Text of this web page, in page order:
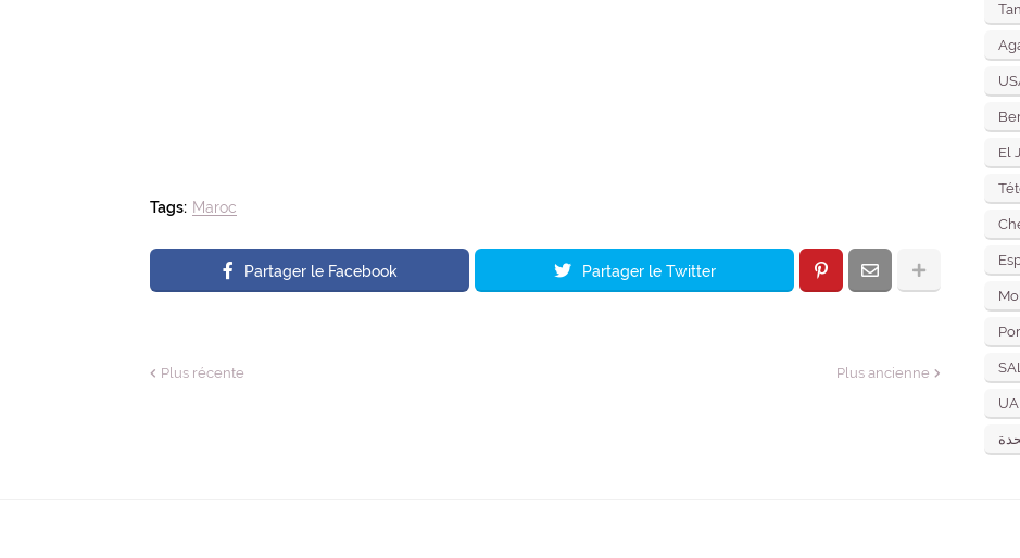
Tags: Maroc
Partager le Facebook Partager le Twitter
Plus récente Plus ancienne
El